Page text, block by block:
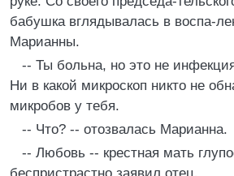
бабушка вглядывалась в воспа-
Марианны.
-- Ты больна, но это не
Ни в какой микроскоп никто не
микробов у тебя.
-- Что? -- отозвалась Марианна.
-- Любовь -- крестная мать